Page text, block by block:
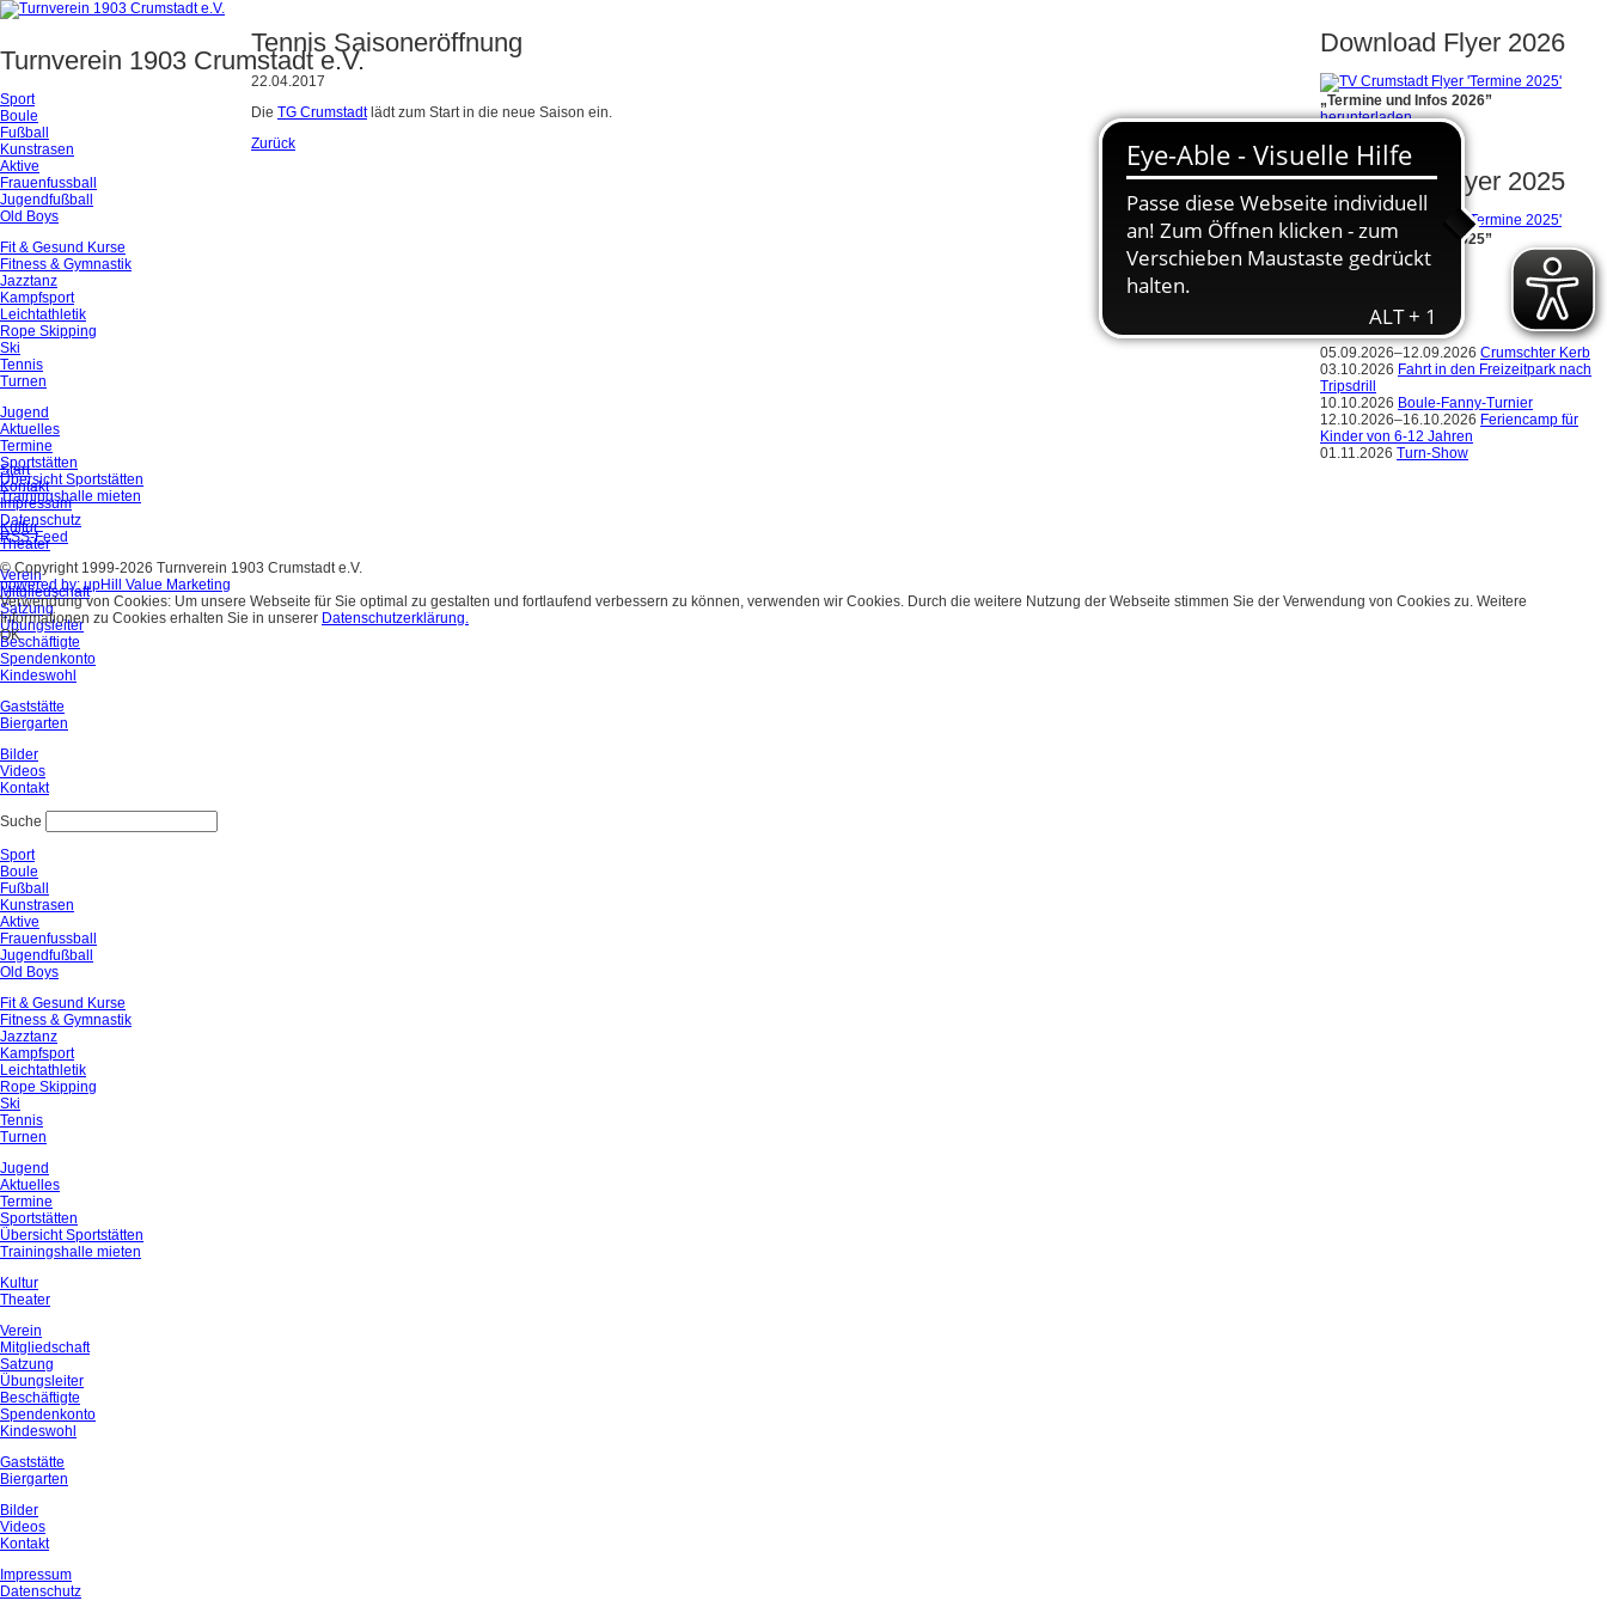
Turnverein 1903 Crumstadt e.V.
Sport
Boule
Fußball
Kunstrasen
Aktive
Frauenfussball
Jugendfußball
Old Boys
Fit & Gesund Kurse
Fitness & Gymnastik
Jazztanz
Kampfsport
Leichtathletik
Rope Skipping
Ski
Tennis
Turnen
Jugend
Aktuelles
Termine
Sportstätten
Übersicht Sportstätten
Trainingshalle mieten
Kultur
Theater
Verein
Mitgliedschaft
Satzung
Übungsleiter
Beschäftigte
Spendenkonto
Kindeswohl
Gaststätte
Biergarten
Bilder
Videos
Kontakt
Suche
Sport
Boule
Fußball
Kunstrasen
Aktive
Frauenfussball
Jugendfußball
Old Boys
Fit & Gesund Kurse
Fitness & Gymnastik
Jazztanz
Kampfsport
Leichtathletik
Rope Skipping
Ski
Tennis
Turnen
Jugend
Aktuelles
Termine
Sportstätten
Übersicht Sportstätten
Trainingshalle mieten
Kultur
Theater
Verein
Mitgliedschaft
Satzung
Übungsleiter
Beschäftigte
Spendenkonto
Kindeswohl
Gaststätte
Biergarten
Bilder
Videos
Kontakt
Impressum
Datenschutz
Tennis Saisoneröffnung
22.04.2017
Die TG Crumstadtlädt zum Start in die neue Saison ein.
Zurück
Download Flyer 2026
„Termine und Infos 2026”
herunterladen
Download Flyer 2025
„Termine und Infos 2025”
herunterladen
Termine
05.09.2026–12.09.2026 Crumschter Kerb
03.10.2026 Fahrt in den Freizeitpark nach
Tripsdrill
10.10.2026 Boule-Fanny-Turnier
12.10.2026–16.10.2026 Feriencamp für
Kinder von 6-12 Jahren
01.11.2026 Turn-Show
Start
Kontakt
Impressum
Datenschutz
RSS-Feed
© Copyright 1999-2026 Turnverein 1903 Crumstadt e.V.
powered by: upHill Value Marketing
Verwendung von Cookies: Um unsere Webseite für Sie optimal zu gestalten und fortlaufend verbessern zu können, verwenden wir Cookies. Durch die weitere Nutzung der Webseite stimmen Sie der Verwendung von Cookies zu. Weitere
Informationen zu Cookies erhalten Sie in unserer Datenschutzerklärung.
OK